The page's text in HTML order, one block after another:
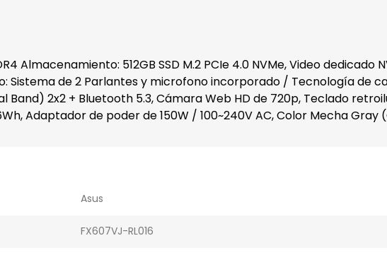
Almacenamiento: 512GB SSD M.2 PCIe 4.0 NVMe, Video
Sistema de 2 Parlantes y microfono incorporado / Tecnología de
Band) 2x2 + Bluetooth 5.3, Cámara Web HD de 720p, Teclado
Adaptador de poder de 150W / 100~240V AC, Color Mecha Gray
Asus
FX607VJ-RL016